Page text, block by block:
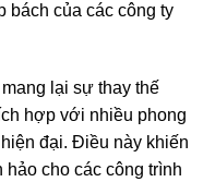
bách của các công ty
lại sự thay thế
hợp với nhiều phong
đại. Điều này khiến
cho các công trình